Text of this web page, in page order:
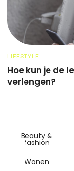
LIFESTYLE
Hoe kun je de
verlengen?
Beauty &
fashion
Wonen